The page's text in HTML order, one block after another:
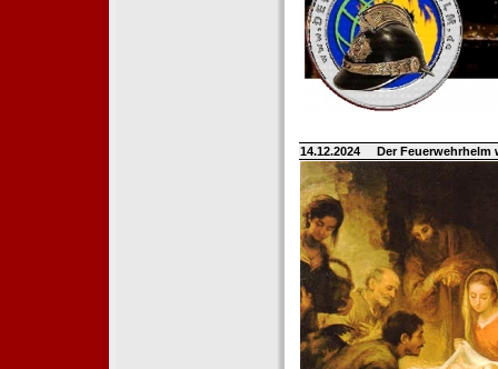
14.12.2024 Der